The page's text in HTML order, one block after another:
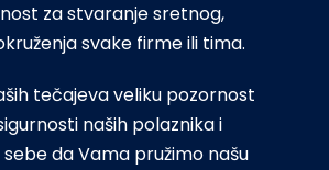
za stvaranje sretnog,
svake firme ili tima.
tečajeva veliku pozornost
naših polaznika i
da Vama pružimo našu